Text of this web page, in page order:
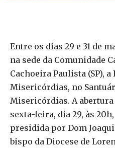
Entre os dias 29 e 31 de
na sede da Comunidade
Cachoeira Paulista (SP), a
Misericórdias, no
Misericórdias. A
sexta-feira, dia 29, às
presidida por Dom
bispo da Diocese de